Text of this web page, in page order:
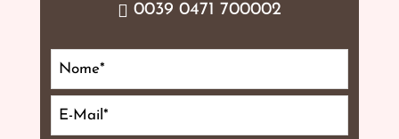
0039 0471 700002